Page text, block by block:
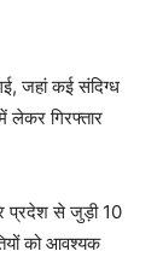
जहां कई संदिग्ध
लेकर गिरफ्तार
प्रदेश से जुड़ी 10
को आवश्यक